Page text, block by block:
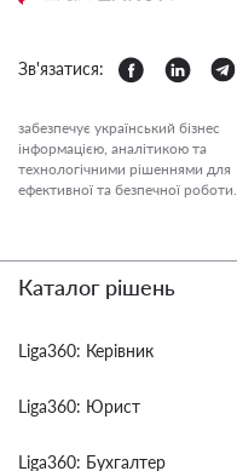
Зв'язатися:
забезпечує український бізнес
інформацією, аналітикою та
технологічними рішеннями для
ефективної та безпечної роботи.
Каталог рішень
Liga360: Керівник
Liga360: Юрист
Liga360: Бухгалтер